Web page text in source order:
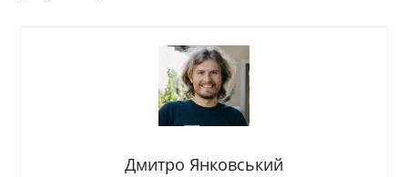
Дмитро Янковський